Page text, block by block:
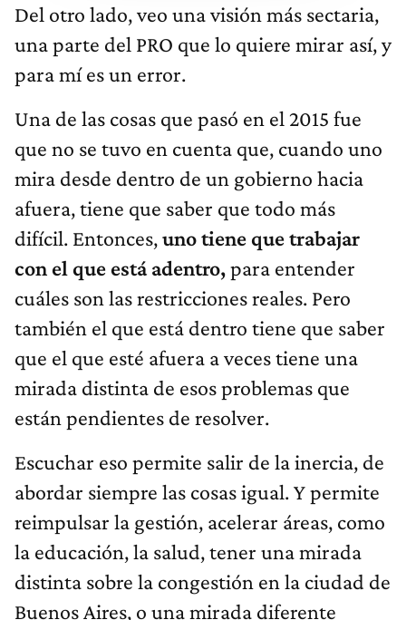
Del otro lado, veo una visión más sectaria,
una parte del PRO que lo quiere mirar así, y
para mí es un error.
Una de las cosas que pasó en el 2015 fue
que no se tuvo en cuenta que, cuando uno
mira desde dentro de un gobierno hacia
afuera, tiene que saber que todo más
difícil. Entonces,uno tiene que trabajar
con el que está adentro,para entender
cuáles son las restricciones reales. Pero
también el que está dentro tiene que saber
que el que esté afuera a veces tiene una
mirada distinta de esos problemas que
están pendientes de resolver.
Escuchar eso permite salir de la inercia, de
abordar siempre las cosas igual. Y permite
reimpulsar la gestión, acelerar áreas, como
la educación, la salud, tener una mirada
distinta sobre la congestión en la ciudad de
Buenos Aires, o una mirada diferente